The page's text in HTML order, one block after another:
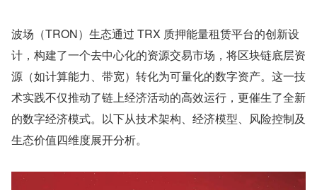
波场（TRON）生态通过 TRX 质押能量租赁平台的创新设
计，构建了一个去中心化的资源交易市场，将区块链底层资
源（如计算能力、带宽）转化为可量化的数字资产。这一技
术实践不仅推动了链上经济活动的高效运行，更催生了全新
的数字经济模式。以下从技术架构、经济模型、风险控制及
生态价值四维度展开分析。